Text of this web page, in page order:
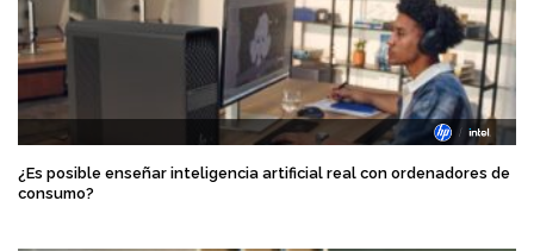
¿Es posible enseñar inteligencia artificial real con ordenadores de
consumo?